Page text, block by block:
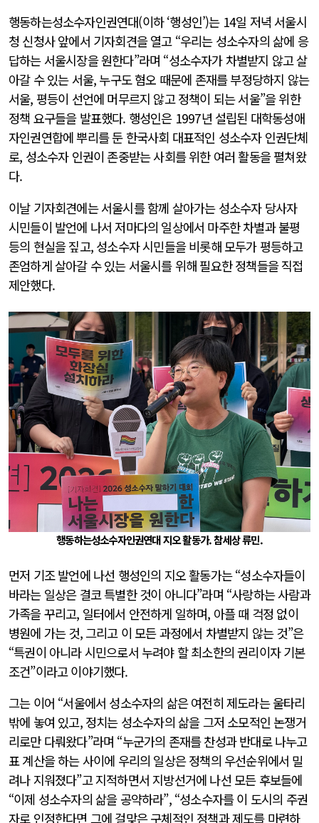
행동하는성소수자인권연대(이하 ‘행성인’)는 14일 저녁 서울시
청 신청사 앞에서 기자회견을 열고 “우리는 성소수자의 삶에 응
답하는 서울시장을 원한다”라며 “성소수자가 차별받지 않고 살
아갈 수 있는 서울, 누구도 혐오 때문에 존재를 부정당하지 않는
서울, 평등이 선언에 머무르지 않고 정책이 되는 서울”을 위한
정책 요구들을 발표했다. 행성인은 1997년 설립된 대학동성애
자인권연합에 뿌리를 둔 한국사회 대표적인 성소수자 인권단체
로, 성소수자 인권이 존중받는 사회를 위한 여러 활동을 펼쳐왔
다.
이날 기자회견에는 서울시를 함께 살아가는 성소수자 당사자
시민들이 발언에 나서 저마다의 일상에서 마주한 차별과 불평
등의 현실을 짚고, 성소수자 시민들을 비롯해 모두가 평등하고
존엄하게 살아갈 수 있는 서울시를 위해 필요한 정책들을 직접
제안했다.
행동하는성소수자인권연대 지오 활동가. 참세상 류민.
먼저 기조 발언에 나선 행성인의 지오 활동가는 “성소수자들이
바라는 일상은 결코 특별한 것이 아니다”라며 “사랑하는 사람과
가족을 꾸리고, 일터에서 안전하게 일하며, 아플 때 걱정 없이
병원에 가는 것, 그리고 이 모든 과정에서 차별받지 않는 것”은
“특권이 아니라 시민으로서 누려야 할 최소한의 권리이자 기본
조건”이라고 이야기했다.
그는 이어 “서울에서 성소수자의 삶은 여전히 제도라는 울타리
밖에 놓여 있고, 정치는 성소수자의 삶을 그저 소모적인 논쟁거
리로만 다뤄왔다”라며 “누군가의 존재를 찬성과 반대로 나누고
표 계산을 하는 사이에 우리의 일상은 정책의 우선순위에서 밀
려나 지워졌다”고 지적하면서 지방선거에 나선 모든 후보들에
“이제 성소수자의 삶을 공약하라”, “성소수자를 이 도시의 주권
자로 인정한다면 그에 걸맞은 구체적인 정책과 제도를 마련하